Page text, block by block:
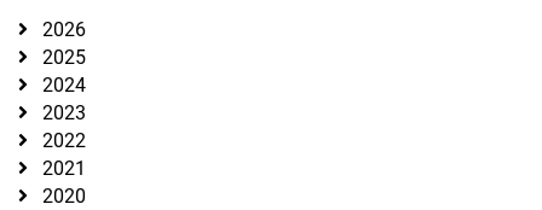
2026
2025
2024
2023
2022
2021
2020